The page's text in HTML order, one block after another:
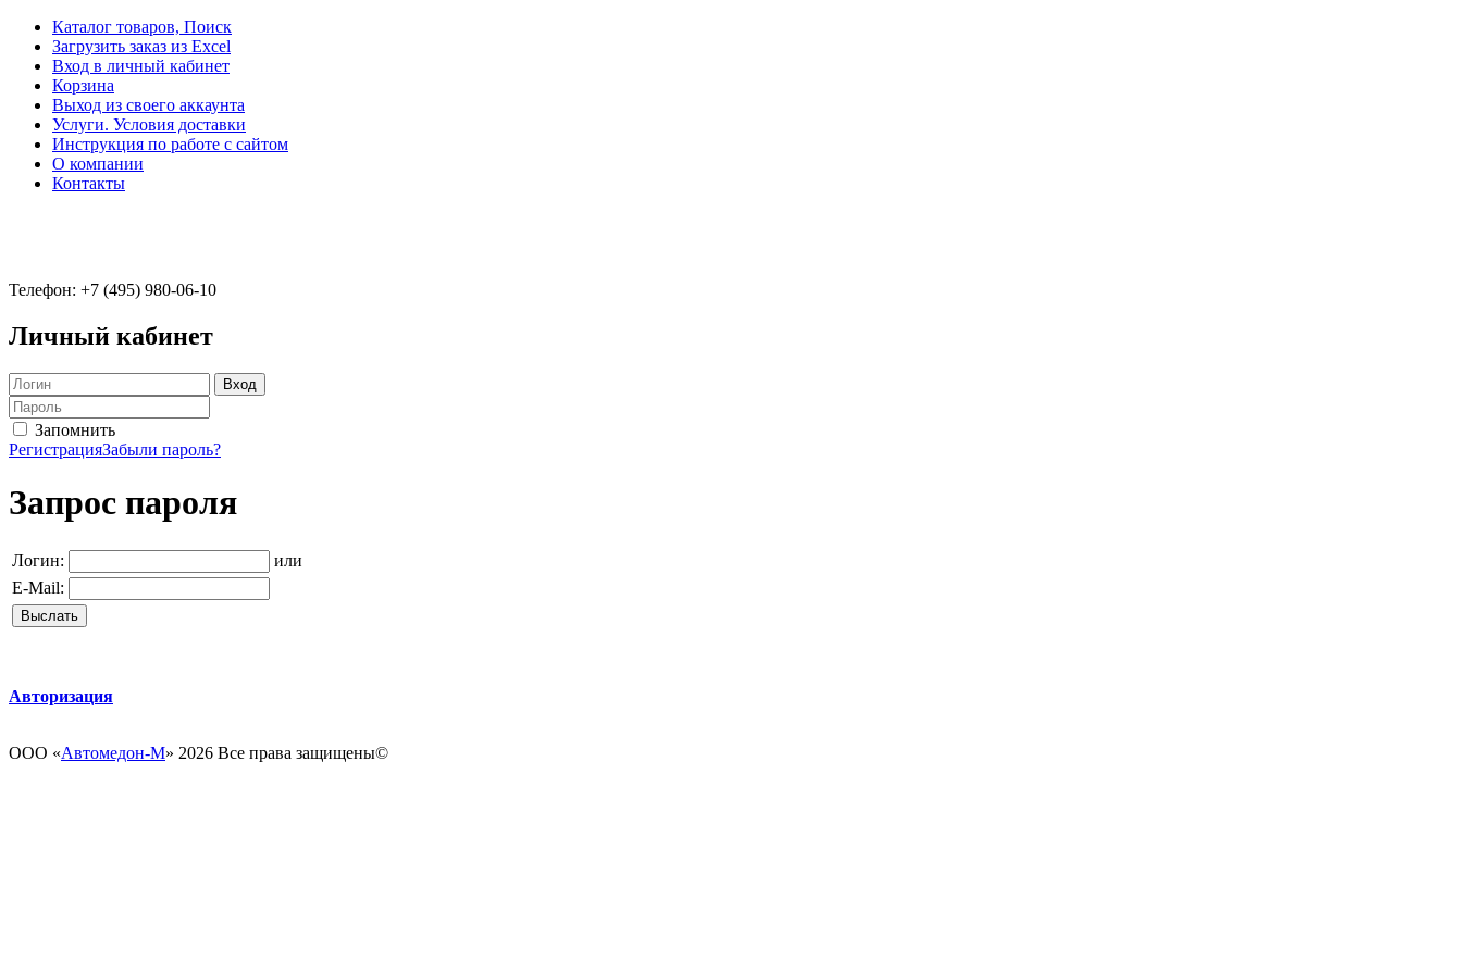
Каталог товаров, Поиск
Загрузить заказ из Excel
Вход в личный кабинет
Корзина
Выход из своего аккаунта
Услуги. Условия доставки
Инструкция по работе с сайтом
О компании
Контакты
Телефон: +7 (495) 980-06-10
Личный кабинет
Запомнить
РегистрацияЗабыли пароль?
Запрос пароля
Логин:
или
E-Mail:
Авторизация
ООО «Автомедон-М» 2026 Все права защищены­­©